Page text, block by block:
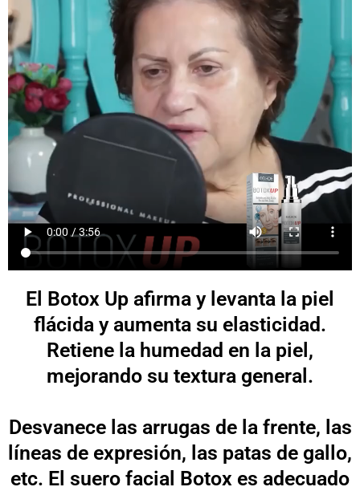
El Botox Up afirma y levanta la piel
flácida y aumenta su elasticidad.
Retiene la humedad en la piel,
mejorando su textura general.
Desvanece las arrugas de la frente, las
líneas de expresión, las patas de gallo,
etc. El suero facial Botox es adecuado